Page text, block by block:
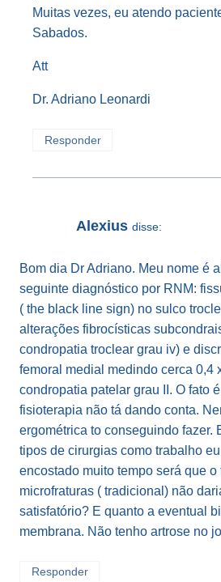
Muitas vezes, eu atendo
Sabados.
Att
Dr. Adriano Leonardi
Responder
Alexius disse:
Bom dia Dr Adriano. Meu nome é
seguinte diagnóstico por RNM:
( the black line sign) no sulco
alterações fibrocísticas
condropatia troclear grau iv) e
femoral medial medindo cerca 0,4
condropatia patelar grau II. O fato
fisioterapia não tá dando conta.
ergométrica to conseguindo fazer.
tipos de cirurgias como trabalho
encostado muito tempo será que o
microfraturas ( tradicional) não
satisfatório? E quanto a eventual
membrana. Não tenho artrose no
Responder